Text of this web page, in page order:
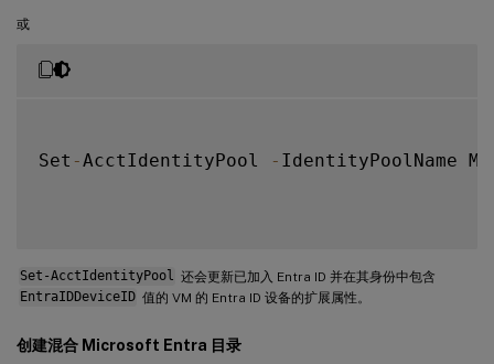
或
Set -AcctIdentityPool - IdentityPoolName
Set-AcctIdentityPool 还会更新已加入 Entra ID 并在其身份中包含
EntraIDDeviceID 值的 VM 的 Entra ID 设备的扩展属性。
创建混合 Microsoft Entra 目录